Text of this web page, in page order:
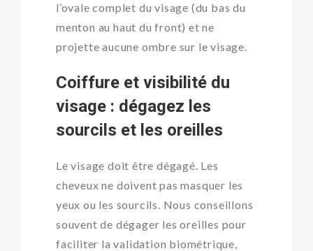
l’ovale complet du visage (du bas du
menton au haut du front) et ne
projette aucune ombre sur le visage.
Coiffure et visibilité du
visage : dégagez les
sourcils et les oreilles
Le visage doit être dégagé. Les
cheveux ne doivent pas masquer les
yeux ou les sourcils. Nous conseillons
souvent de dégager les oreilles pour
faciliter la validation biométrique,